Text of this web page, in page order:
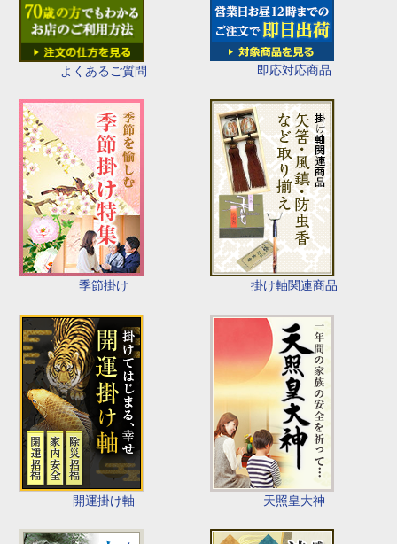
よくあるご質問 即応対応商品
季節掛け 掛け軸関連商品
開運掛け軸 天照皇大神